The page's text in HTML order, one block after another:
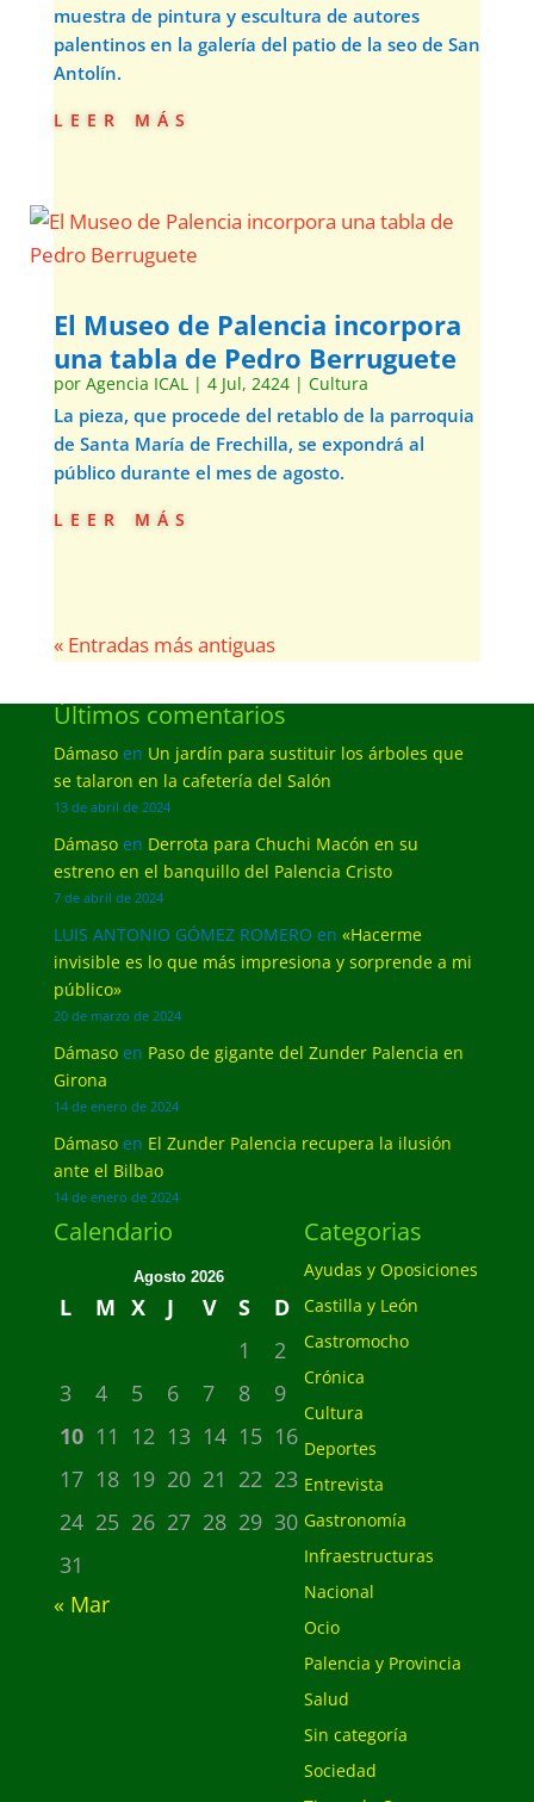
muestra de pintura y escultura de autores
palentinos en la galería del patio de la seo de San
Antolín.
leer más
El Museo de Palencia incorpora
una tabla de Pedro Berruguete
por Agencia ICAL| 4 Jul, 2424| Cultura
La pieza, que procede del retablo de la parroquia
de Santa María de Frechilla, se expondrá al
público durante el mes de agosto.
leer más
« Entradas más antiguas
Últimos comentarios
Dámasoen Un jardín para sustituir los árboles que
se talaron en la cafetería del Salón
13 de abril de 2024
Dámasoen Derrota para Chuchi Macón en su
estreno en el banquillo del Palencia Cristo
7 de abril de 2024
LUIS ANTONIO GÓMEZ ROMERO en «Hacerme
invisible es lo que más impresiona y sorprende a mi
público»
20 de marzo de 2024
Dámasoen Paso de gigante del Zunder Palencia en
Girona
14 de enero de 2024
Dámasoen El Zunder Palencia recupera la ilusión
ante el Bilbao
14 de enero de 2024
Calendario
Agosto 2026
L M X J V S
D
1
2
3
4 5 6 7 8
9
10 11 12 13 14 15 16
17 18 19 20 21 22 23
24 25 26 27 28 29 30
31
« Mar
Categorias
Ayudas y Oposiciones
Castilla y León
Castromocho
Crónica
Cultura
Deportes
Entrevista
Gastronomía
Infraestructuras
Nacional
Ocio
Palencia y Provincia
Salud
Sin categoría
Sociedad